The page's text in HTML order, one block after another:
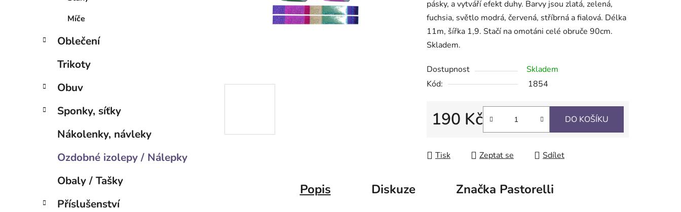
e
Míče
Oblečení
Trikoty
Obuv
Sponky, síťky
Nákolenky, návleky
Ozdobné izolepy / Nálepky
Obaly / Tašky
Příslušenství
z
5
hvězdiček.
pásky, a vytváří efekt duhy. Barvy jsou zlatá, zelená,
fuchsia, světlo modrá, červená, stříbrná a fialová. Délka
11m, šířka 1,9. Stačí na omotáni celé obruče 90cm.
Skladem.
Dostupnost
Skladem
Kód:
1854
190 Kč DO KOŠÍKU
Tisk Zeptat se Sdílet
Popis Diskuze Značka Pastorelli